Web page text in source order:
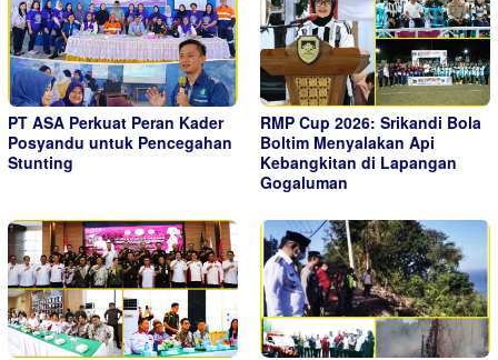
PT ASA Perkuat Peran Kader
Posyandu untuk Pencegahan
Stunting
RMP Cup 2026: Srikandi Bola
Boltim Menyalakan Api
Kebangkitan di Lapangan
Gogaluman